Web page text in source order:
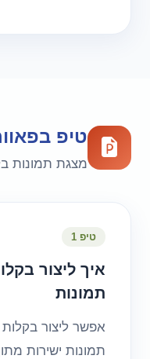
טיפ בפאוור
מצגת תמונות בלי
איך ליצור
תמונות
תמונות ישירות